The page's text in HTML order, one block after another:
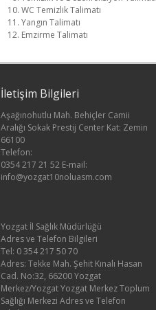
WC Temizlik Talimatı
Yangın Talimatı
Emzirme Talimatı
İletişim Bilgileri
Aşağınohutlu Mah. Behiçler Camii
Aralığı Sokak Prestij Center Kat: Zemin
66100
Telefon:
0354 217 21 52 E-mail:
info@yozgat10noluasm.com
Yozgat İl Sağlık Müdürlüğü
Adres ve Telefon Bilgileri
Tel: 0 354 217 50 70
Adres: Tekke Mah. Şehit Kınalı Hasan
Cad. No:32, 66200 Yozgat
Merkez/Yozgat Yozgat Merkez Toplum
Sağlığı Merkezi Adres ve Telefon